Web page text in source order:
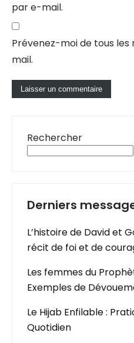
par e-mail.
Prévenez-moi de tous
mail.
Rechercher
Derniers
L’histoire de David et
récit de foi et de
Les femmes du
Exemples de
Le Hijab Enfilable :
Quotidien